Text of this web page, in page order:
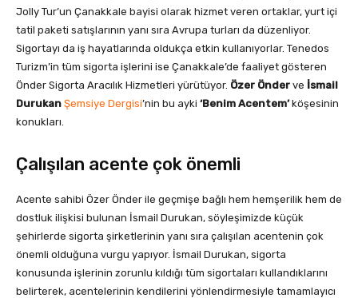
Jolly Tur’un Çanakkale bayisi olarak hizmet veren ortaklar, yurt içi
tatil paketi satışlarının yanı sıra Avrupa turları da düzenliyor.
Sigortayı da iş hayatlarında oldukça etkin kullanıyorlar. Tenedos
Turizm’in tüm sigorta işlerini ise Çanakkale’de faaliyet gösteren
Önder Sigorta Aracılık Hizmetleri yürütüyor. Özer Önder ve İsmail
Durukan Şemsiye Dergisi’nin bu ayki ‘Benim Acentem’köşesinin
konukları.
Çalışılan acente çok önemli
Acente sahibi Özer Önder ile geçmişe bağlı hem hemşerilik hem de
dostluk ilişkisi bulunan İsmail Durukan, söyleşimizde küçük
şehirlerde sigorta şirketlerinin yanı sıra çalışılan acentenin çok
önemli olduğuna vurgu yapıyor. İsmail Durukan, sigorta
konusunda işlerinin zorunlu kıldığı tüm sigortaları kullandıklarını
belirterek, acentelerinin kendilerini yönlendirmesiyle tamamlayıcı